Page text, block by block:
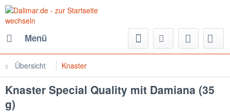
Menü
Übersicht Knaster
Knaster Special Quality mit Damiana (35
g)